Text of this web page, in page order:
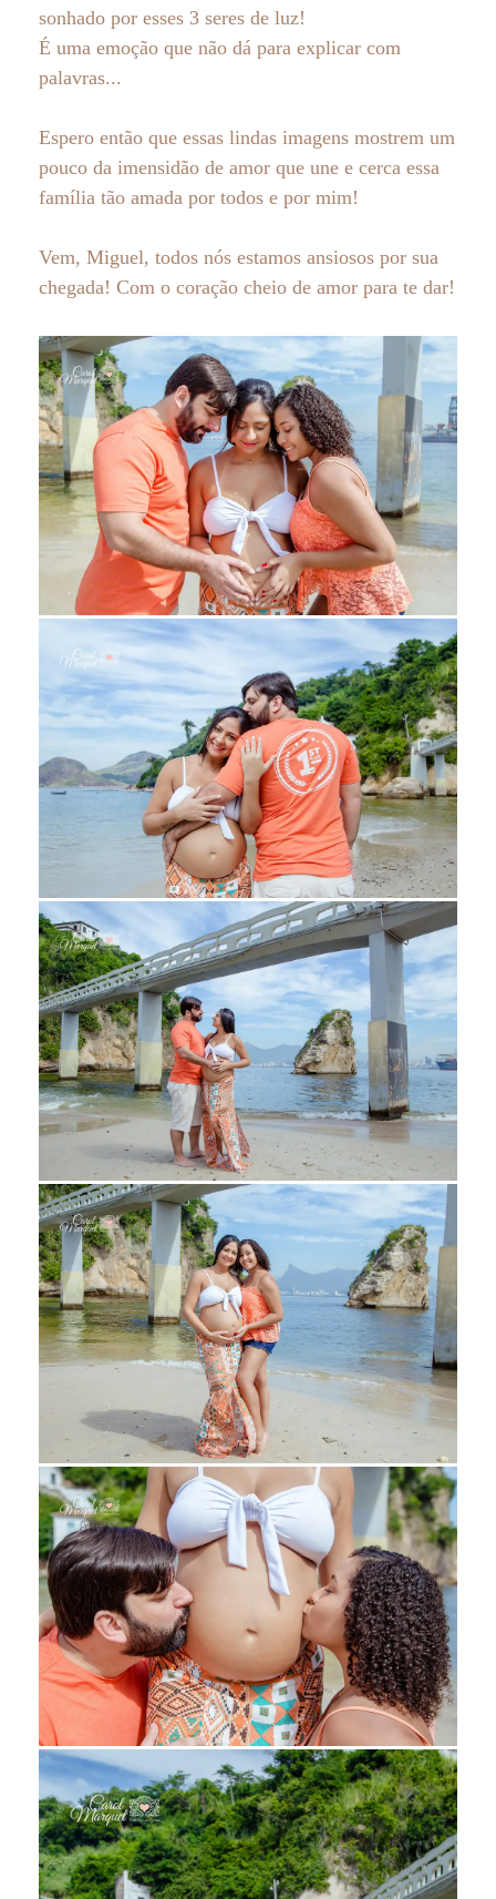
sonhado por esses 3 seres de luz!
É uma emoção que não dá para explicar com
palavras...
Espero então que essas lindas imagens mostrem um
pouco da imensidão de amor que une e cerca essa
família tão amada por todos e por mim!
Vem, Miguel, todos nós estamos ansiosos por sua
chegada! Com o coração cheio de amor para te dar!